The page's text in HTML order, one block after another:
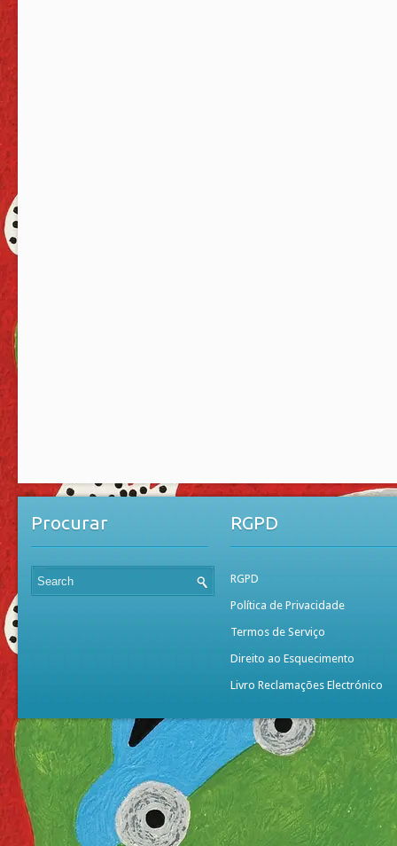
Procurar RGPD
RGPD
Política de Privacidade
Termos de Serviço
Direito ao Esquecimento
Livro Reclamações Electrónico